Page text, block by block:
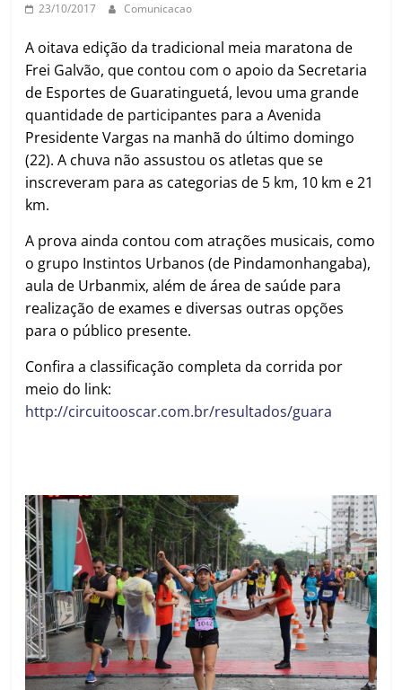
23/10/2017 Comunicacao
A oitava edição da tradicional meia maratona de
Frei Galvão, que contou com o apoio da Secretaria
de Esportes de Guaratinguetá, levou uma grande
quantidade de participantes para a Avenida
Presidente Vargas na manhã do último domingo
(22). A chuva não assustou os atletas que se
inscreveram para as categorias de 5 km, 10 km e 21
km.
A prova ainda contou com atrações musicais, como
o grupo Instintos Urbanos (de Pindamonhangaba),
aula de Urbanmix, além de área de saúde para
realização de exames e diversas outras opções
para o público presente.
Confira a classificação completa da corrida por
meio do link:
http://circuitooscar.com.br/resultados/guara